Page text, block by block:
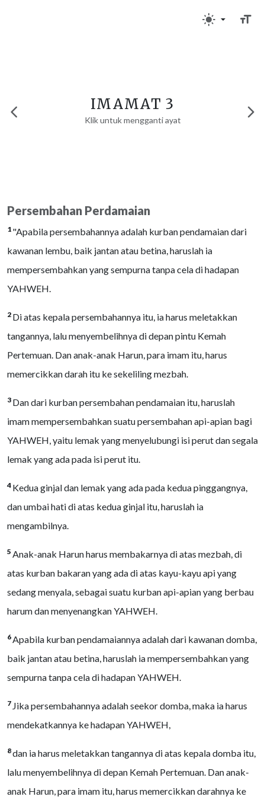
IMAMAT 3
Klik untuk mengganti ayat
Persembahan Perdamaian
1 "Apabila persembahannya adalah kurban pendamaian dari
kawanan lembu, baik jantan atau betina, haruslah ia
mempersembahkan yang sempurna tanpa cela di hadapan
YAHWEH.
2 Di atas kepala persembahannya itu, ia harus meletakkan
tangannya, lalu menyembelihnya di depan pintu Kemah
Pertemuan. Dan anak-anak Harun, para imam itu, harus
memercikkan darah itu ke sekeliling mezbah.
3 Dan dari kurban persembahan pendamaian itu, haruslah
imam mempersembahkan suatu persembahan api-apian bagi
YAHWEH, yaitu lemak yang menyelubungi isi perut dan segala
lemak yang ada pada isi perut itu.
4 Kedua ginjal dan lemak yang ada pada kedua pinggangnya,
dan umbai hati di atas kedua ginjal itu, haruslah ia
mengambilnya.
5 Anak-anak Harun harus membakarnya di atas mezbah, di
atas kurban bakaran yang ada di atas kayu-kayu api yang
sedang menyala, sebagai suatu kurban api-apian yang berbau
harum dan menyenangkan YAHWEH.
6Apabila kurban pendamaiannya adalah dari kawanan domba,
baik jantan atau betina, haruslah ia mempersembahkan yang
sempurna tanpa cela di hadapan YAHWEH.
7 Jika persembahannya adalah seekor domba, maka ia harus
mendekatkannya ke hadapan YAHWEH,
8dan ia harus meletakkan tangannya di atas kepala domba itu,
lalu menyembelihnya di depan Kemah Pertemuan. Dan anak-
anak Harun, para imam itu, harus memercikkan darahnya ke